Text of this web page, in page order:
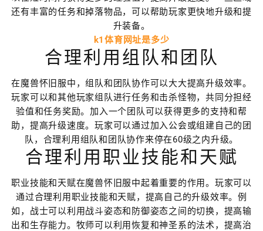
还有丰富的任务和掉落物品，可以帮助玩家更快地升级和提
升装备。
k1体育网址是多少
合理利用组队和团队
在魔兽怀旧服中，组队和团队协作可以大大提高升级效率。
玩家可以和其他玩家组队进行任务和击杀怪物，共同分担经
验值和任务奖励。加入一个团队可以获得更多的支持和帮
助，提高升级速度。玩家可以通过加入公会或组建自己的团
队，合理利用组队和团队协作来停在60级之内升级。
合理利用职业技能和天赋
职业技能和天赋在魔兽怀旧服中起着重要的作用。玩家可以
通过合理利用职业技能和天赋，提高自己的升级效率。例
如，战士可以利用战斗姿态和防御姿态之间的切换，提高输
出和生存能力。牧师可以利用恢复和神圣系的法术，提高治